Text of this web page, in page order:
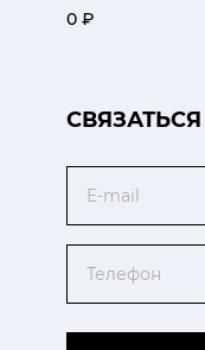
0 ₽